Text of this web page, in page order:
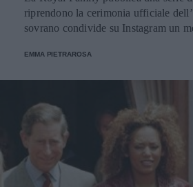
riprendono la cerimonia ufficiale
sovrano condivide su Instagram un
EMMA PIETRAROSA